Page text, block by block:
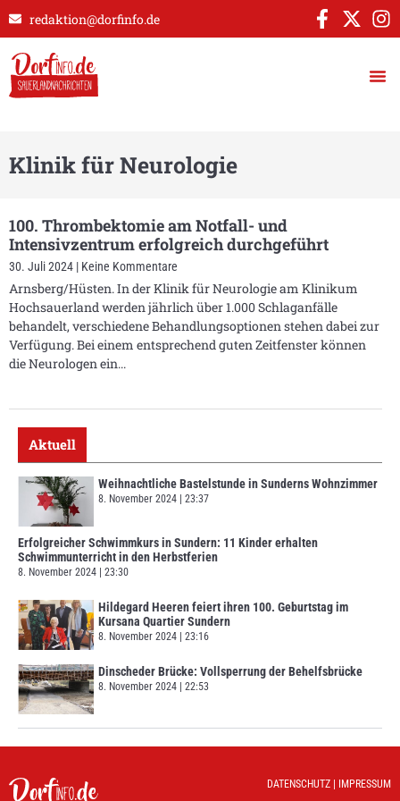
redaktion@dorfinfo.de
Klinik für Neurologie
100. Thrombektomie am Notfall- und
Intensivzentrum erfolgreich durchgeführt
30. Juli 2024 Keine Kommentare
Arnsberg/Hüsten. In der Klinik für Neurologie am Klinikum
Hochsauerland werden jährlich über 1.000 Schlaganfälle
behandelt, verschiedene Behandlungsoptionen stehen dabei zur
Verfügung. Bei einem entsprechend guten Zeitfenster können
die Neurologen ein
Aktuell
Weihnachtliche Bastelstunde in Sunderns Wohnzimmer
8. November 2024 23:37
Erfolgreicher Schwimmkurs in Sundern: 11 Kinder erhalten
Schwimmunterricht in den Herbstferien
8. November 2024 23:30
Hildegard Heeren feiert ihren 100. Geburtstag im
Kursana Quartier Sundern
8. November 2024 23:16
Dinscheder Brücke: Vollsperrung der Behelfsbrücke
8. November 2024 22:53
DATENSCHUTZ IMPRESSUM